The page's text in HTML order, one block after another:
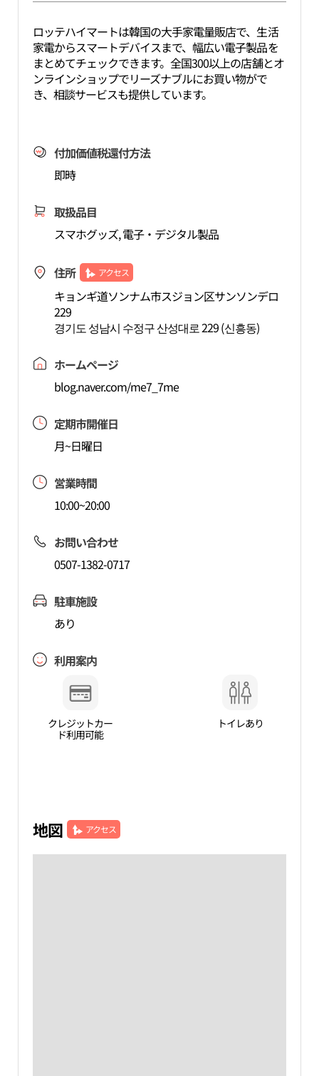
ロッテハイマートは韓国の大手家電量販店で、生活
家電からスマートデバイスまで、幅広い電子製品を
まとめてチェックできます。全国300以上の店舗とオ
ンラインショップでリーズナブルにお買い物がで
き、相談サービスも提供しています。
付加価値税還付方法
即時
取扱品目
スマホグッズ, 電子・デジタル製品
住所 アクセス
キョンギ道ソンナム市スジョン区サンソンデロ
229
경기도 성남시 수정구 산성대로 229 (신흥동)
ホームページ
blog.naver.com/me7_7me
定期市開催日
月~日曜日
営業時間
10:00~20:00
お問い合わせ
0507-1382-0717
駐車施設
あり
利用案内
クレジットカー
ド利用可能
トイレあり
地図 アクセス